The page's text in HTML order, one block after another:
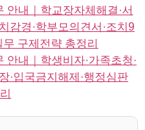
안내｜학교장자체해결·서
감경·학부모의견서·조치9
구제전략 총정리
안내｜학생비자·가족초청·
·입국금지해제·행정심판